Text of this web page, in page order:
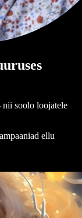
nii soolo loojatele
ellu